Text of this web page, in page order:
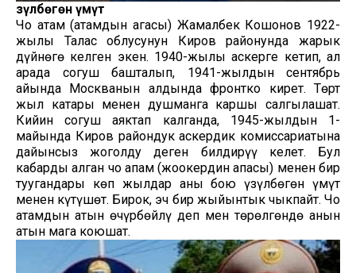
Үзүлбөгөн үмүт
Чоң атам (атамдын агасы) Жамалбек Кошонов 1922-
жылы Талас облусунун Киров районунда жарык
дүйнөгө келген экен. 1940-жылы аскерге кетип, ал
арада согуш башталып, 1941-жылдын сентябрь
айында Москванын алдында фронтко кирет. Төрт
жыл катары менен душманга каршы салгылашат.
Кийин согуш аяктап калганда, 1945-жылдын 1-
майында Киров райондук аскердик комиссариатына
дайынсыз жоголду деген билдирүү келет. Бул
кабарды алган чоң апам (жоокердин апасы) менен бир
туугандары көп жылдар аны бою үзүлбөгөн үмүт
менен күтүшөт. Бирок, эч бир жыйынтык чыкпайт. Чоң
атамдын атын өчүрбөйлү деп мен төрөлгөндө анын
атын мага коюшат.